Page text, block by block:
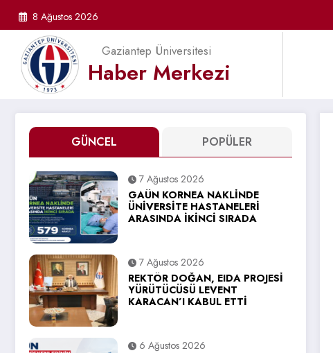
8 Ağustos 2026
Gaziantep Üniversitesi
Haber Merkezi
GÜNCEL POPÜLER
7 Ağustos 2026
GAÜN KORNEA NAKLİNDE
ÜNİVERSİTE HASTANELERİ
ARASINDA İKİNCİ SIRADA
7 Ağustos 2026
REKTÖR DOĞAN, EIDA PROJESİ
YÜRÜTÜCÜSÜ LEVENT
KARACAN’I KABUL ETTİ
6 Ağustos 2026